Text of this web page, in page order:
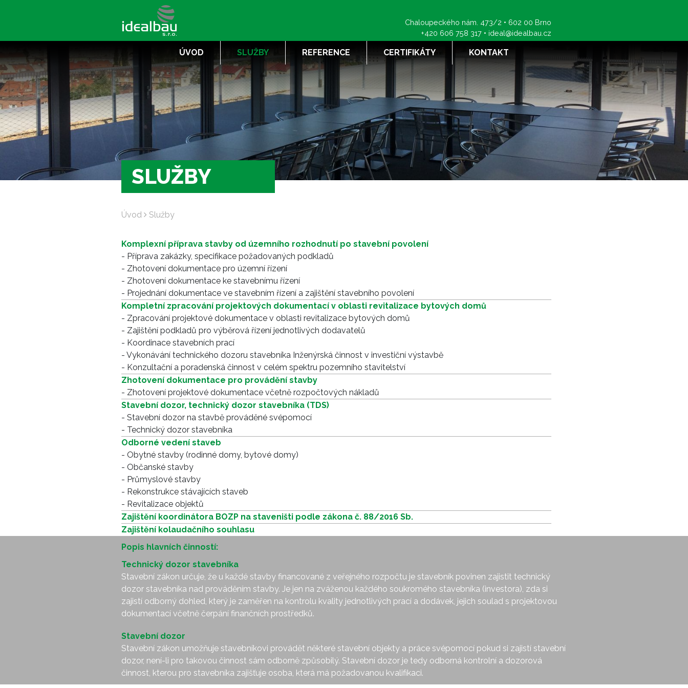
Chaloupeckého nám. 473/2 • 602 00 Brno
+420 606 758 317• ideal@idealbau.cz
ÚVOD SLUŽBY REFERENCE CERTIFIKÁTY KONTAKT
Úvod Služby
SLUŽBY
Komplexní příprava stavby od územního rozhodnutí po stavební povolení
- Příprava zakázky, specifikace požadovaných podkladů
- Zhotovení dokumentace pro územní řízení
- Zhotovení dokumentace ke stavebnímu řízení
- Projednání dokumentace ve stavebním řízení a zajištění stavebního povolení
Kompletní zpracování projektových dokumentací v oblasti revitalizace bytových domů
- Zpracování projektové dokumentace v oblasti revitalizace bytových domů
- Zajištění podkladů pro výběrová řízení jednotlivých dodavatelů
- Koordinace stavebních prací
- Vykonávání technického dozoru stavebníka Inženýrská činnost v investiční výstavbě
- Konzultační a poradenská činnost v celém spektru pozemního stavitelství
Zhotovení dokumentace pro provádění stavby
- Zhotovení projektové dokumentace včetně rozpočtových nákladů
Stavební dozor, technický dozor stavebníka (TDS)
- Stavební dozor na stavbě prováděné svépomocí
- Technický dozor stavebníka
Odborné vedení staveb
- Obytné stavby (rodinné domy, bytové domy)
- Občanské stavby
- Průmyslové stavby
- Rekonstrukce stávajících staveb
- Revitalizace objektů
Zajištění koordinátora BOZP na staveništi podle zákona č. 88/2016 Sb.
Zajištění kolaudačního souhlasu
Popis hlavních činností:
Technický dozor stavebníka
Stavební zákon určuje, že u každé stavby financované z veřejného rozpočtu je stavebník povinen zajistit technický
dozor stavebníka nad prováděním stavby. Je jen na zváženou každého soukromého stavebníka (investora), zda si
zajistí odborný dohled, který je zaměřen na kontrolu kvality jednotlivých prací a dodávek, jejich soulad s projektovou
dokumentací včetně čerpání finančních prostředků.
Stavební dozor
Stavební zákon umožňuje stavebníkovi provádět některé stavební objekty a práce svépomocí pokud si zajistí stavební
dozor, není-li pro takovou činnost sám odborně způsobilý. Stavební dozor je tedy odborná kontrolní a dozorová
činnost, kterou pro stavebníka zajišťuje osoba, která má požadovanou kvalifikaci.